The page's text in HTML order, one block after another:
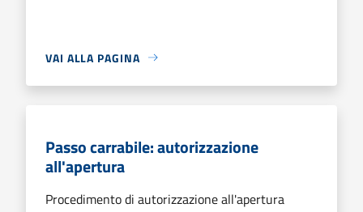
VAI ALLA PAGINA
Passo carrabile: autorizzazione
all'apertura
Procedimento di autorizzazione all'apertura